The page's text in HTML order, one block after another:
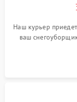
Наш курьер
ваш